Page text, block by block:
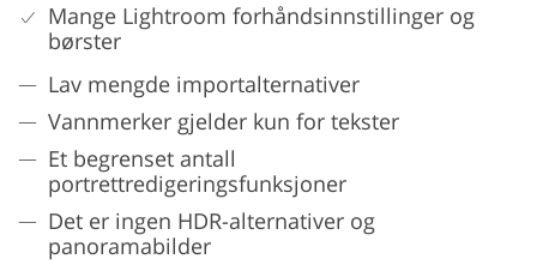
Mange Lightroom forhåndsinnstillinger og
børster
Lav mengde importalternativer
Vannmerker gjelder kun for tekster
Et begrenset antall
portrettredigeringsfunksjoner
Det er ingen HDR-alternativer og
panoramabilder